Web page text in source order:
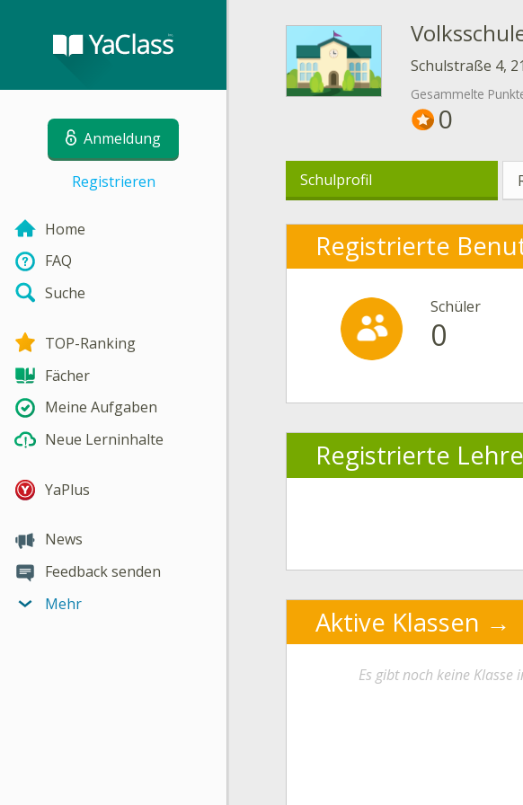
Anmeldung
Registrieren
Home
FAQ
Suche
TOP-Ranking
Fächer
Meine Aufgaben
Neue Lerninhalte
YaPlus
News
Feedback senden
Mehr
Schulstraße 4,
Gesammelte
0
Schulprofil
Registrierte
Schüler
0
Registrierte
Aktive Klassen
Es gibt noch keine Klasse